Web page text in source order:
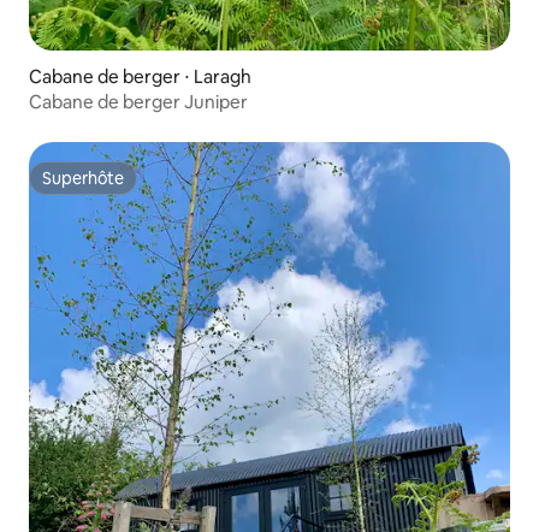
Cabane de berger ⋅ Laragh
Cabane de berger Juniper
Superhôte
Superhôte